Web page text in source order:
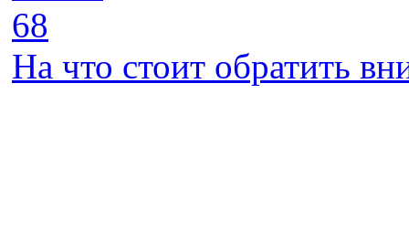
68
На что стоит обратить